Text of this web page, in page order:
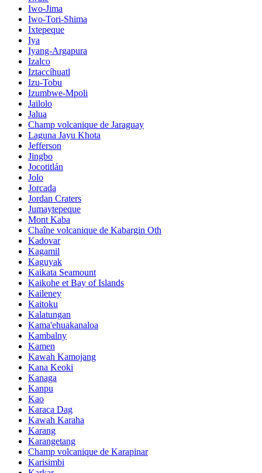
Iwo-Jima
Iwo-Tori-Shima
Ixtepeque
Iya
Iyang-Argapura
Izalco
Iztaccíhuatl
Izu-Tobu
Izumbwe-Mpoli
Jailolo
Jalua
Champ volcanique de Jaraguay
Laguna Jayu Khota
Jefferson
Jingbo
Jocotitlán
Jolo
Jorcada
Jordan Craters
Jumaytepeque
Mont Kaba
Chaîne volcanique de Kabargin Oth
Kadovar
Kagamil
Kaguyak
Kaikata Seamount
Kaikohe et Bay of Islands
Kaileney
Kaitoku
Kalatungan
Kama'ehuakanaloa
Kambalny
Kamen
Kawah Kamojang
Kana Keoki
Kanaga
Kanpu
Kao
Karaca Dag
Kawah Karaha
Karang
Karangetang
Champ volcanique de Karapinar
Karisimbi